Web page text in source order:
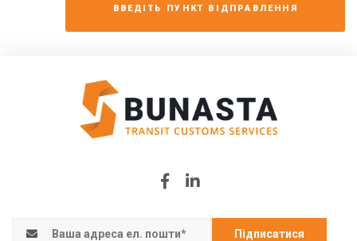
ВВЕДІТЬ ПУНКТ ВІДПРАВЛЕННЯ
Підписатися